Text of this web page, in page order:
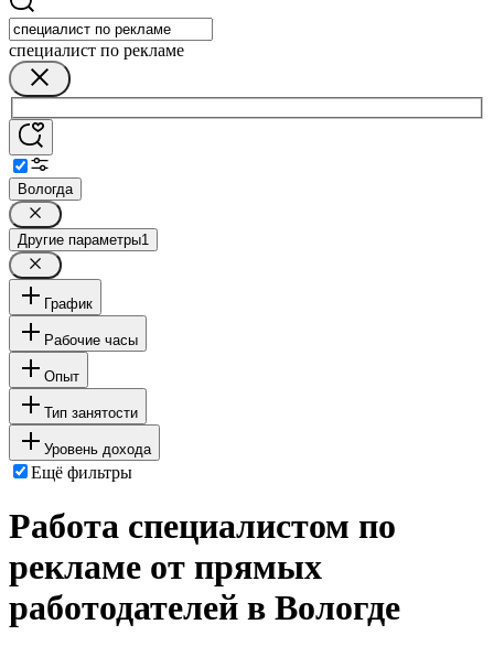
специалист по рекламе
Вологда
Другие параметры1
График
Рабочие часы
Опыт
Тип занятости
Уровень дохода
Ещё фильтры
Работа специалистом по
рекламе от прямых
работодателей в Вологде